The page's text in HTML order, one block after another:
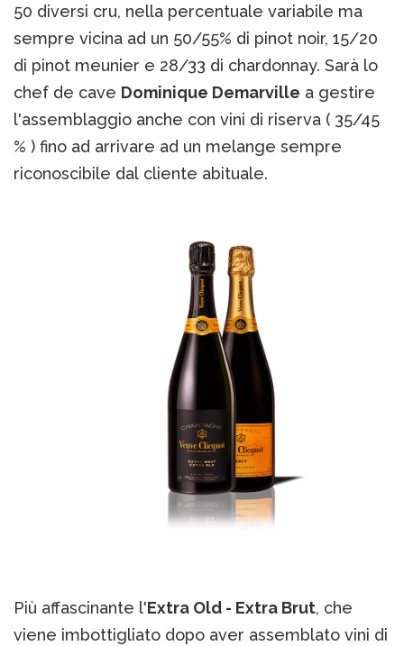
50 diversi cru, nella percentuale variabile ma
sempre vicina ad un 50/55% di pinot noir, 15/20
di pinot meunier e 28/33 di chardonnay. Sarà lo
chef de cave Dominique Demarville a gestire
l'assemblaggio anche con vini di riserva ( 35/45
% ) fino ad arrivare ad un melange sempre
riconoscibile dal cliente abituale.
Più affascinante l'Extra Old - Extra Brut, che
viene imbottigliato dopo aver assemblato vini di